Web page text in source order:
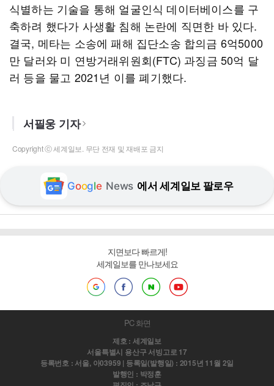
식별하는 기술을 통해 얼굴인식 데이터베이스를 구
축하려 했다가 사생활 침해 논란에 직면한 바 있다.
결국, 메타는 소송에 패해 집단소송 합의금 6억5000
만 달러와 미 연방거래위원회(FTC) 과징금 50억 달
러 등을 물고 2021년 이를 폐기했다.
서필웅 기자
Copyright ⓒ 세계일보. 무단 전재 및 재배포 금지
Google News 에서 세계일보 팔로우
지면보다 빠르게!
세계일보를 만나보세요
PC 화면
제호 : 세계일보
서울특별시 용산구 서빙고로 17
등록번호 : 서울, 아03959 | 등록일(발행일) : 2015년 11월 2일
발행인 : 박정훈